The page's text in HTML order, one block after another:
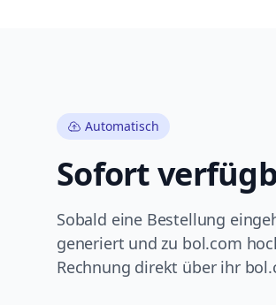
Automatisch
Sofort
Sobald eine Bestellung
generiert und zu bol.com
Rechnung direkt über ihr